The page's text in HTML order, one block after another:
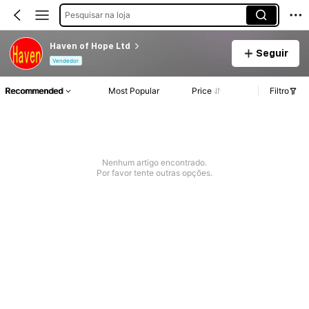
Pesquisar na loja
Haven of Hope Ltd
Vendedor
Seguir
Recommended Most Popular Price Filtro
Nenhum artigo encontrado.
Por favor tente outras opções.